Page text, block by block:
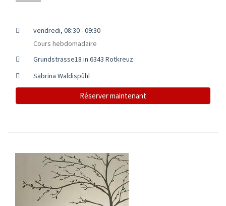
vendredi, 08:30 - 09:30
Cours hebdomadaire
Grundstrasse18 in 6343 Rotkreuz
Sabrina Waldispühl
Réserver maintenant